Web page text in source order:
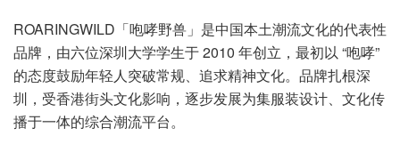
ROARINGWILD「咆哮野兽」是中国本土潮流文化的代表性
品牌，由六位深圳大学学生于 2010 年创立，最初以 “咆哮”
的态度鼓励年轻人突破常规、追求精神文化。品牌扎根深
圳，受香港街头文化影响，逐步发展为集服装设计、文化传
播于一体的综合潮流平台。